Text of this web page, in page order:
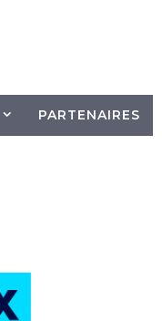
PARTENAIRES